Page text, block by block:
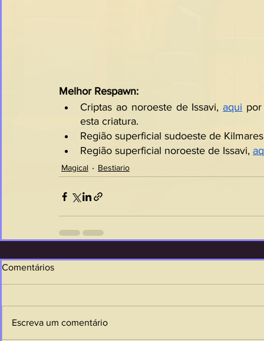
Melhor Respawn:
Criptas ao noroeste de Issavi, aqui
esta criatura.
Região superficial sudoeste de
Região superficial noroeste de Issavi,
Magical Bestiario
Comentários
Escreva um comentário